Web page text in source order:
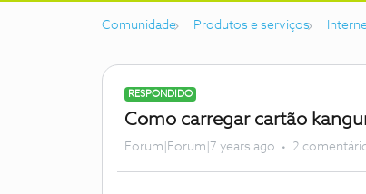
Comunidade Produtos e serviços
RESPONDIDO
Como carregar cartão
Forum|Forum|7 years ago 2